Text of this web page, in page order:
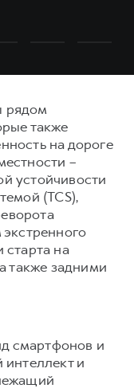
рядом
также
на дороге
–
устойчивости
(TCS),
на
также задними
смартфонов и
интеллект и